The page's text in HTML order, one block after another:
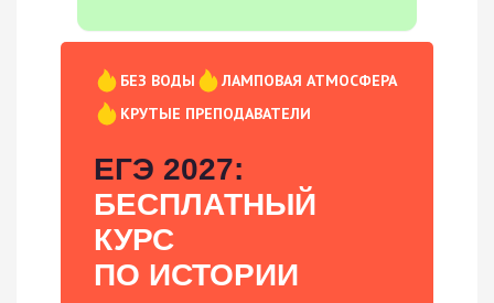
БЕЗ ВОДЫ
ЛАМПОВАЯ АТМОСФЕРА
КРУТЫЕ ПРЕПОДАВАТЕЛИ
ЕГЭ 2027:
БЕСПЛАТНЫЙ
КУРС
ПО ИСТОРИИ